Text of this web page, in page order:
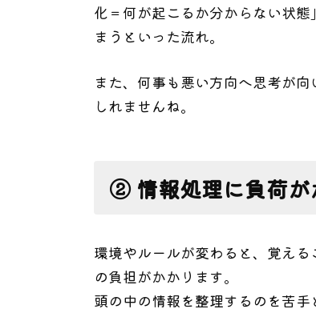
化＝何が起こるか分からない状
まうといった流れ。
また、何事も悪い方向へ思考が
しれませんね。
② 情報処理に負荷が
環境やルールが変わると、覚え
の負担がかかります。
頭の中の情報を整理するのを苦